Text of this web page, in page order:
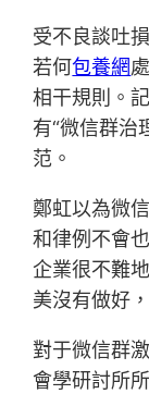
受不良談吐
若何包養網
相干規則。
有“微信群治
范。
鄭虹以為微
和律例不會
企業很不難
美沒有做好
對于微信群
會學研討所